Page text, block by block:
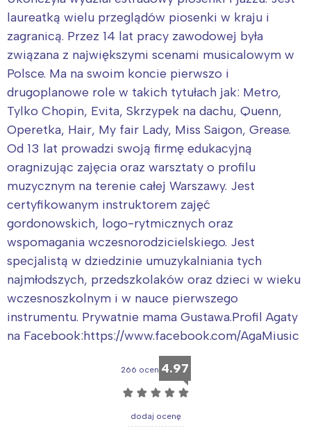
laureatką wielu przeglądów piosenki w kraju i
zagranicą. Przez 14 lat pracy zawodowej była
związana z największymi scenami musicalowym w
Polsce. Ma na swoim koncie pierwszo i
drugoplanowe role w takich tytułach jak: Metro,
Tylko Chopin, Evita, Skrzypek na dachu, Quenn,
Operetka, Hair, My fair Lady, Miss Saigon, Grease.
Od 13 lat prowadzi swoją firmę edukacyjną
oragnizując zajęcia oraz warsztaty o profilu
muzycznym na terenie całej Warszawy. Jest
certyfikowanym instruktorem zajęć
gordonowskich, logo-rytmicznych oraz
wspomagania wczesnorodzicielskiego. Jest
specjalistą w dziedzinie umuzykalniania tych
najmłodszych, przedszkolaków oraz dzieci w wieku
wczesnoszkolnym i w nauce pierwszego
instrumentu. Prywatnie mama Gustawa.Profil Agaty
na Facebook:https://www.facebook.com/AgaMiusic
266 ocen 4.97
☆ ☆ ☆ ☆ ☆
dodaj ocenę
Interesują mnie wydarzenia z
tego regionu: